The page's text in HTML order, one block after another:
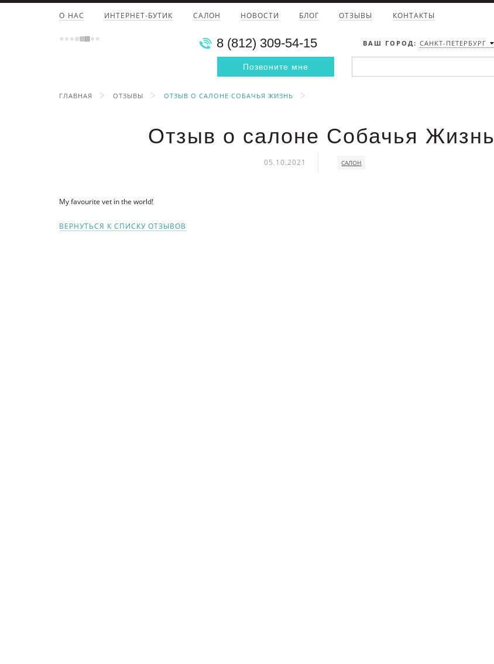
О НАС ИНТЕРНЕТ-БУТИК САЛОН НОВОСТИ БЛОГ ОТЗЫВЫ КОНТАКТЫ
8 (812) 309-54-15 ВАШ ГОРОД: САНКТ-ПЕТЕРБУРГ
Позвоните мне
ГЛАВНАЯ ОТЗЫВЫ ОТЗЫВ О САЛОНЕ СОБАЧЬЯ ЖИЗНЬ
Отзыв о салоне Собачья Жизнь
05.10.2021 САЛОН
My favourite vet in the world!
ВЕРНУТЬСЯ К СПИСКУ ОТЗЫВОВ